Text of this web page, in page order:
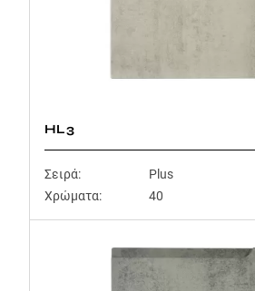
HL3
Σειρά:
Plus
Χρώματα:
40